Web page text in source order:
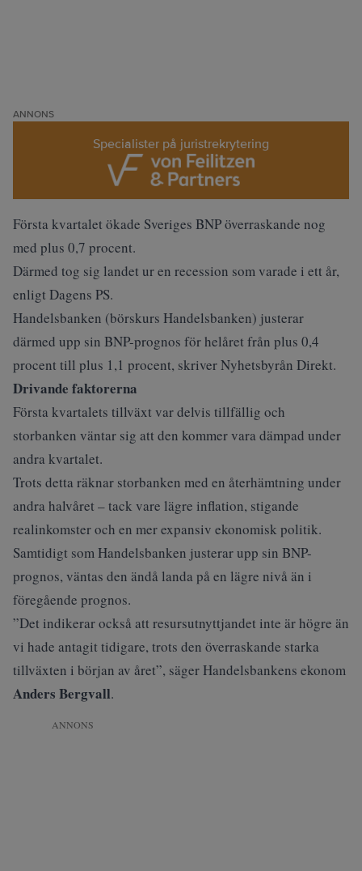
ANNONS
Specialister på juristrekrytering
Första kvartalet ökade Sveriges BNPöverraskande nog
med plus 0,7 procent.
Därmed tog sig landet ur en recession som varade i ett år,
enligt Dagens PS.
Handelsbanken (börskurs Handelsbanken) justerar
därmed upp sin BNP-prognos för helåret från plus 0,4
procent till plus 1,1 procent, skriverNyhetsbyrån Direkt.
Drivande faktorerna
Första kvartalets tillväxt var delvis tillfällig och
storbanken väntar sig att den kommer vara dämpad under
andra kvartalet.
Trots detta räknar storbanken med en återhämtning under
andra halvåret – tack vare lägre inflation, stigande
realinkomster och en mer expansiv ekonomisk politik.
Samtidigt som Handelsbanken justerar upp sin BNP-
prognos, väntas den ändå landa på en lägre nivå än i
föregående prognos.
”Det indikerar också att resursutnyttjandet inte är högre än
vi hade antagit tidigare, trots den överraskande starka
tillväxten i början av året”, säger Handelsbankens ekonom
Anders Bergvall.
ANNONS